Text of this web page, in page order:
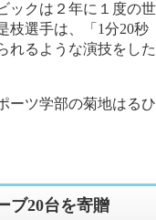
ックは２年に１度の世
枝選手は、「1分20秒
れるような演技をした
ーツ学部の菊地はるひ
ブ20台を寄贈